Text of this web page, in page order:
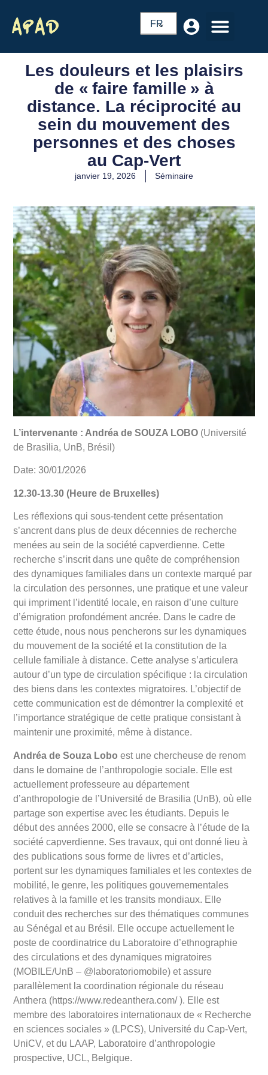
FR
Les douleurs et les plaisirs
de « faire famille » à
distance. La réciprocité au
sein du mouvement des
personnes et des choses
au Cap-Vert
janvier 19, 2026 Séminaire
L’intervenante : Andréa de SOUZA LOBO (Université
de Brasìlia, UnB, Brésil)
Date: 30/01/2026
12.30-13.30 (Heure de Bruxelles)
Les réflexions qui sous-tendent cette présentation
s’ancrent dans plus de deux décennies de recherche
menées au sein de la société capverdienne. Cette
recherche s’inscrit dans une quête de compréhension
des dynamiques familiales dans un contexte marqué par
la circulation des personnes, une pratique et une valeur
qui impriment l’identité locale, en raison d’une culture
d’émigration profondément ancrée. Dans le cadre de
cette étude, nous nous pencherons sur les dynamiques
du mouvement de la société et la constitution de la
cellule familiale à distance. Cette analyse s’articulera
autour d’un type de circulation spécifique : la circulation
des biens dans les contextes migratoires. L’objectif de
cette communication est de démontrer la complexité et
l’importance stratégique de cette pratique consistant à
maintenir une proximité, même à distance.
Andréa de Souza Loboest une chercheuse de renom
dans le domaine de l’anthropologie sociale. Elle est
actuellement professeure au département
d’anthropologie de l’Université de Brasilia (UnB), où elle
partage son expertise avec les étudiants. Depuis le
début des années 2000, elle se consacre à l’étude de la
société capverdienne. Ses travaux, qui ont donné lieu à
des publications sous forme de livres et d’articles,
portent sur les dynamiques familiales et les contextes de
mobilité, le genre, les politiques gouvernementales
relatives à la famille et les transits mondiaux. Elle
conduit des recherches sur des thématiques communes
au Sénégal et au Brésil. Elle occupe actuellement le
poste de coordinatrice du Laboratoire d’ethnographie
des circulations et des dynamiques migratoires
(MOBILE/UnB – @laboratoriomobile) et assure
parallèlement la coordination régionale du réseau
Anthera (https://www.redeanthera.com/ ). Elle est
membre des laboratoires internationaux de « Recherche
en sciences sociales » (LPCS), Université du Cap-Vert,
UniCV, et du LAAP, Laboratoire d’anthropologie
prospective, UCL, Belgique.